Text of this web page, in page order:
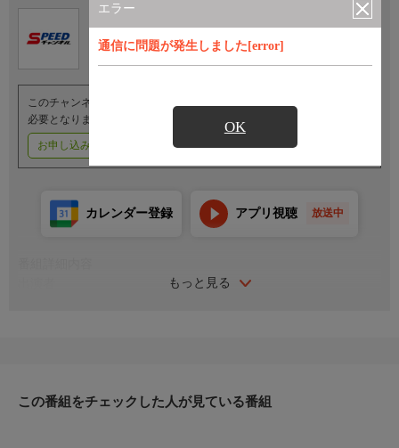
エラー
通信に問題が発生しました[error]
OK
このチャンネルのご視聴には、オプションチャンネル(有料)のご契約が
必要となります。
お申し込みはこちら ご利用料金はこちら
もっと見る
カレンダー登録 アプリ視聴 放送中
この番組をチェックした人が見ている番組